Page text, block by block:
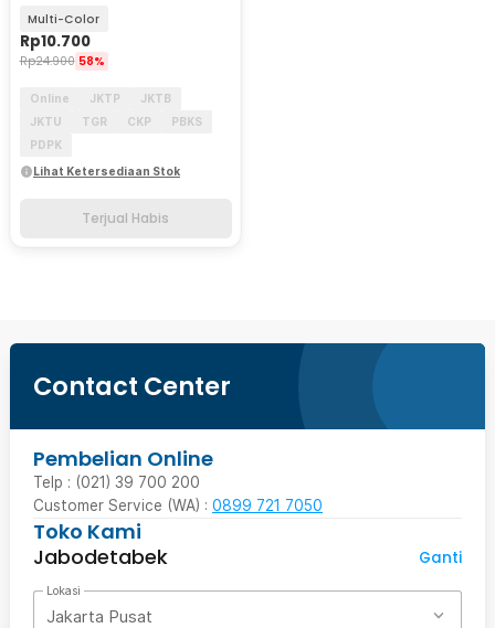
Multi-Color
Rp10.700
Rp24.900 58%
Online JKTP
JKTB
JKTU
TGR CKP
PBKS
PDPK
Lihat Ketersediaan Stok
Terjual Habis
Contact Center
Pembelian Online
Telp : (021) 39 700 200
Customer Service (WA) : 0899 721 7050
Toko Kami
Jabodetabek
Ganti
Lokasi
Jakarta Pusat